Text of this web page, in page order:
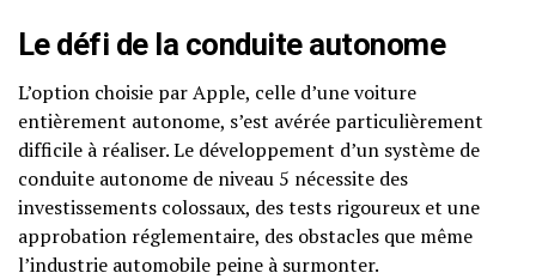
Le défi de la conduite autonome
L’option choisie par Apple, celle d’une voiture
entièrement autonome, s’est avérée particulièrement
difficile à réaliser. Le développement d’un système de
conduite autonome de niveau 5 nécessite des
investissements colossaux, des tests rigoureux et une
approbation réglementaire, des obstacles que même
l’industrie automobile peine à surmonter.